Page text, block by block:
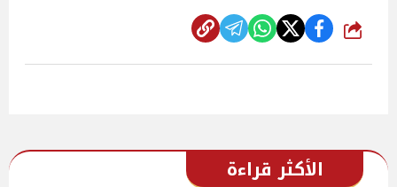
شارك
الأكثر قراءة